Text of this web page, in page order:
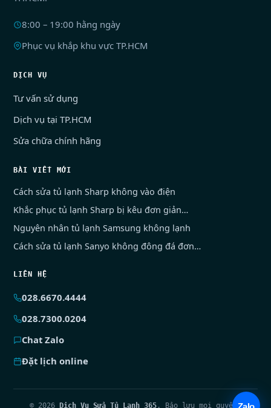
8:00 – 19:00 hằng ngày
Phục vụ khắp khu vực TP.HCM
DỊCH VỤ
Tư vấn sử dụng
Dịch vụ tại TP.HCM
Sửa chữa chính hãng
BÀI VIẾT MỚI
Cách sửa tủ lạnh Sharp không vào điện
Khắc phục tủ lạnh Sharp bị kêu đơn giản…
Nguyên nhân tủ lạnh Samsung không lạnh
Cách sửa tủ lạnh Sanyo không đông đá đơn…
LIÊN HỆ
028.6670.4444
028.7300.0204
Chat Zalo
Đặt lịch online
© 2026 Dịch Vụ Sửa Tủ Lạnh 365 . Bảo lưu mọi quyền.